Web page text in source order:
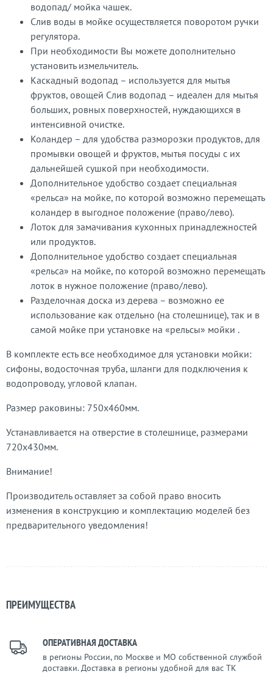
водопад/ мойка чашек.
Слив воды в мойке осуществляется поворотом ручки
регулятора.
При необходимости Вы можете дополнительно
установить измельчитель.
Каскадный водопад – используется для мытья
фруктов, овощей Слив водопад – идеален для мытья
больших, ровных поверхностей, нуждающихся в
интенсивной очистке.
Коландер – для удобства разморозки продуктов, для
промывки овощей и фруктов, мытья посуды с их
дальнейшей сушкой при необходимости.
Дополнительное удобство создает специальная
«рельса» на мойке, по которой возможно перемещать
коландер в выгодное положение (право/лево).
Лоток для замачивания кухонных принадлежностей
или продуктов.
Дополнительное удобство создает специальная
«рельса» на мойке, по которой возможно перемещать
лоток в нужное положение (право/лево).
Разделочная доска из дерева – возможно ее
использование как отдельно (на столешнице), так и в
самой мойке при установке на «рельсы» мойки .
В комплекте есть все необходимое для установки мойки:
сифоны, водосточная труба, шланги для подключения к
водопроводу, угловой клапан.
Размер раковины: 750х460мм.
Устанавливается на отверстие в столешнице, размерами
720х430мм.
Внимание!
Производитель оставляет за собой право вносить
изменения в конструкцию и комплектацию моделей без
предварительного уведомления!
ПРЕИМУЩЕСТВА
ОПЕРАТИВНАЯ ДОСТАВКА
в регионы России, по Москве и МО собственной службой
доставки. Доставка в регионы удобной для вас ТК